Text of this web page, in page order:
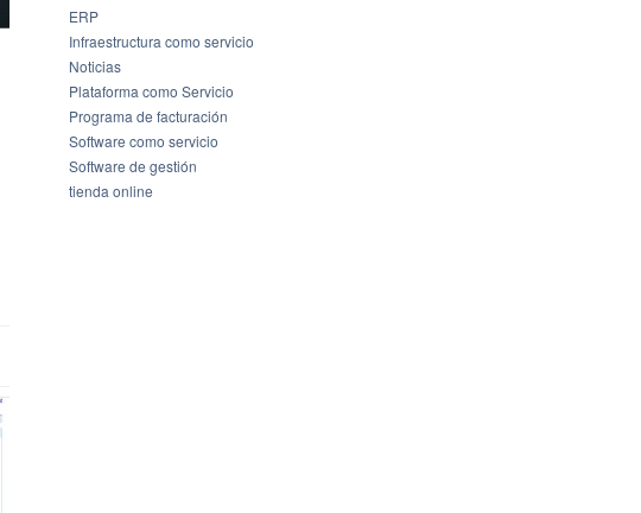
ERP
Infraestructura como servicio
Noticias
Plataforma como Servicio
Programa de facturación
Software como servicio
Software de gestión
tienda online